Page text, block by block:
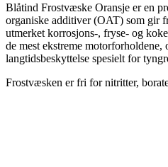
Blåtind Frostvæske Oransje er en
organiske additiver (OAT) som gir
utmerket korrosjons-, fryse- og
de mest ekstreme
langtidsbeskyttelse spesielt for
Frostvæsken er fri for nitritter,